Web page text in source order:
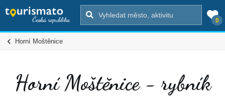
0
Horní Moštěnice
Horní Moštěnice - rybník